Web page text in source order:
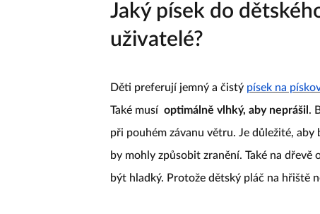
Jaký písek do
uživatelé?
Děti preferují jemný a čistý písek na
Také musí optimálně vlhký, aby neprášil .
při pouhém závanu větru. Je důležité, aby
by mohly způsobit zranění. Také na
být hladký. Protože dětský pláč na hřiště